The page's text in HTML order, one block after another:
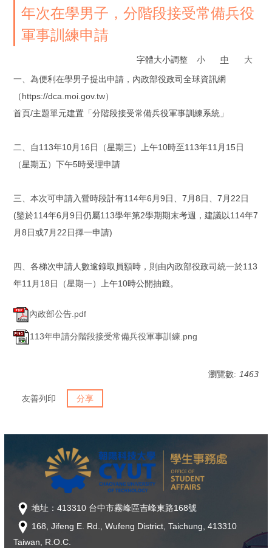
年次在學男子，分階段接受常備兵役
軍事訓練申請
字體大小調整 小 中
大
一、為便利在學男子提出申請，內政部役政司全球資訊網
（https://dca.moi.gov.tw）
首頁/主題單元建置「分階段接受常備兵役軍事訓練系統」
二、自113年10月16日（星期三）上午10時至113年11月15日
（星期五）下午5時受理申請
三、本次可申請入營時段計有114年6月9日、7月8日、7月22日
(鑒於114年6月9日仍屬113學年第2學期期末考週，建議以114年7
月8日或7月22日擇一申請)
四、各梯次申請人數逾錄取員額時，則由內政部役政司統一於113
年11月18日（星期一）上午10時公開抽籤。
內政部公告.pdf
113年申請分階段接受常備兵役軍事訓練.png
瀏覽數: 1463
友善列印 分享
地址：413310 台中市霧峰區吉峰東路168號
168, Jifeng E. Rd., Wufeng District, Taichung, 413310
Taiwan, R.O.C.